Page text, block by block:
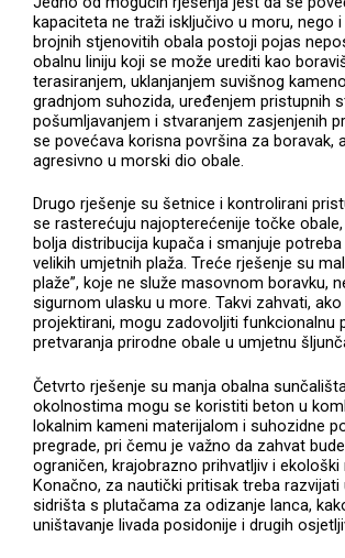
kapaciteta ne traži isključivo u moru, nego
brojnih stjenovitih obala postoji pojas
obalnu liniju koji se može urediti kao
terasiranjem, uklanjanjem suvišnog
gradnjom suhozida, uređenjem pristupnih
pošumljavanjem i stvaranjem zasjenjenih
se povećava korisna površina za boravak,
agresivno u morski dio obale.
Drugo rješenje su šetnice i kontrolirani
se rasterećuju najopterećenije točke
bolja distribucija kupača i smanjuje
velikih umjetnih plaža. Treće rješenje su
plaže”, koje ne služe masovnom boravku,
sigurnom ulasku u more. Takvi zahvati,
projektirani, mogu zadovoljiti funkcionalnu
pretvaranja prirodne obale u umjetnu
Četvrto rješenje su manja obalna
okolnostima mogu se koristiti beton u
lokalnim kameni materijalom i suhozidne
pregrade, pri čemu je važno da zahvat
ograničen, krajobrazno prihvatljiv i ekološki
Konačno, za nautički pritisak treba razvijati
sidrišta s plutačama za odizanje lanca,
uništavanje livada posidonije i drugih